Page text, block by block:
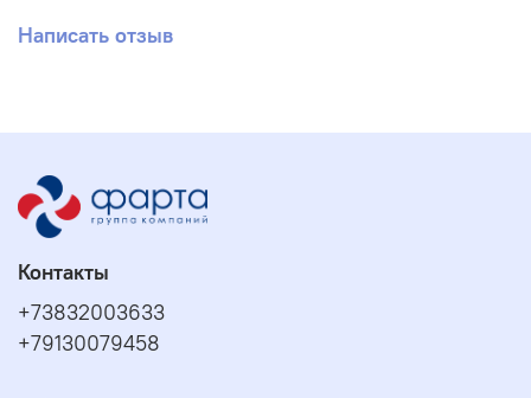
Написать отзыв
Контакты
+73832003633
+79130079458